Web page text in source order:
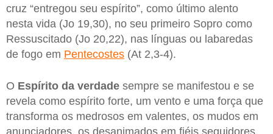
cruz “entregou seu espírito”, como último alento
nesta vida (Jo 19,30), no seu primeiro Sopro como
Ressuscitado (Jo 20,22), nas línguas ou labaredas
de fogo em Pentecostes (At 2,3-4).
O Espírito da verdade sempre se manifestou e se
revela como espírito forte, um vento e uma força que
transforma os medrosos em valentes, os mudos em
anunciadores, os desanimados em fiéis seguidores,